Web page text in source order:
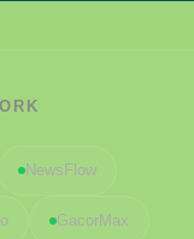
NewsFlow
GacorMax